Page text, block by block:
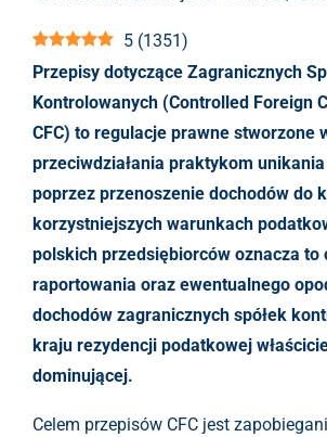
5 (1351)
Przepisy dotyczące Zagranicznych
Kontrolowanych (Controlled Foreign
CFC) to regulacje prawne stworzone
przeciwdziałania praktykom
poprzez przenoszenie dochodów do
korzystniejszych warunkach
polskich przedsiębiorców oznacza to
raportowania oraz ewentualnego
dochodów zagranicznych spółek
kraju rezydencji podatkowej
dominującej.
Celem przepisów CFC jest